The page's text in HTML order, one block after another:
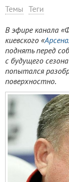
Темы Теги
В эфире канала
киевского «
поднять перед
с будущего
попытался
поверхностно.